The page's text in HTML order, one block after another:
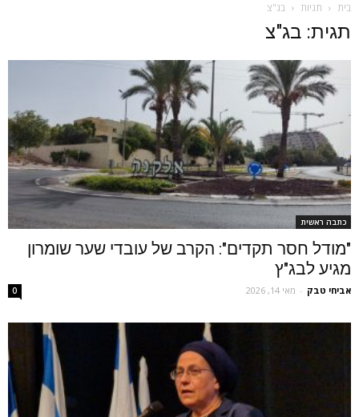
בית תגיות בג"צ
תגית: בג"צ
כתבה ראשית
"מודל חסר תקדים": הקרב של עובדי שער שומרון
מגיע לבג"ץ
אביחי טבק - מאי 14, 2026 0